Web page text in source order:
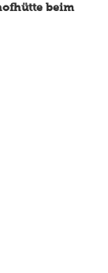
beim